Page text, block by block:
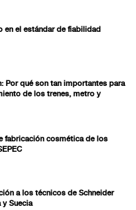
en el estándar de fiabilidad
Por qué son tan importantes para
de los trenes, metro y
fabricación cosmética de los
a los técnicos de Schneider
Suecia